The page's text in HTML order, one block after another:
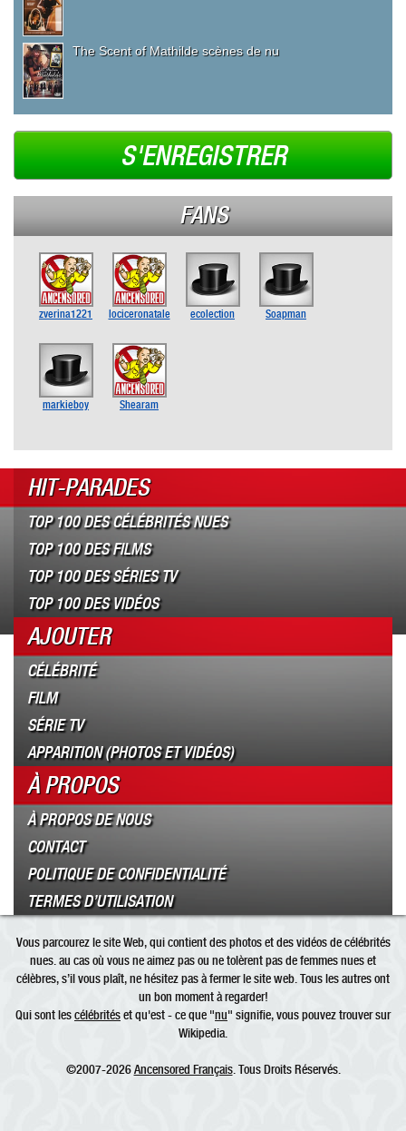
The Scent of Mathilde scènes de nu
S'ENREGISTRER
FANS
zverina1221 lociceronatale ecolection Soapman
markieboy Shearam
HIT-PARADES
TOP 100 DES CÉLÉBRITÉS NUES
TOP 100 DES FILMS
TOP 100 DES SÉRIES TV
TOP 100 DES VIDÉOS
AJOUTER
CÉLÉBRITÉ
FILM
SÉRIE TV
APPARITION (PHOTOS ET VIDÉOS)
À PROPOS
À PROPOS DE NOUS
CONTACT
POLITIQUE DE CONFIDENTIALITÉ
TERMES D’UTILISATION
Vous parcourez le site Web, qui contient des photos et des vidéos de célébrités
nues. au cas où vous ne aimez pas ou ne tolèrent pas de femmes nues et
célèbres, s’il vous plaît, ne hésitez pas à fermer le site web. Tous les autres ont
un bon moment à regarder!
Qui sont lescélébritéset qu'est - ce que "nu" signifie, vous pouvez trouver sur
Wikipedia.
©2007-2026Ancensored Français. Tous Droits Réservés.